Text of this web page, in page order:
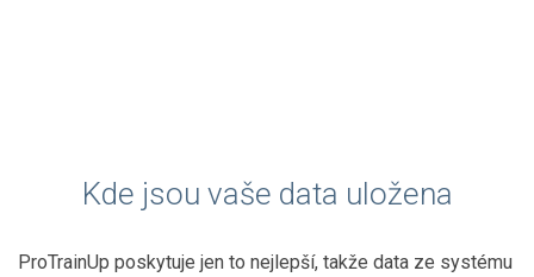
Kde jsou vaše data uložena
ProTrainUp poskytuje jen to nejlepší, takže data ze systému